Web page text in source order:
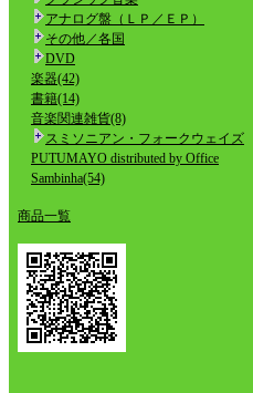
アナログ盤（ＬＰ／ＥＰ）
その他／各国
DVD
楽器(42)
書籍(14)
音楽関連雑貨(8)
スミソニアン・フォークウェイズ
PUTUMAYO distributed by Office
Sambinha(54)
商品一覧